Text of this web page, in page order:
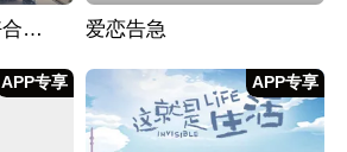
这就是生活 百年好合CP版 爱恋告急
APP专享 APP专享